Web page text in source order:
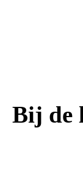
Bij de